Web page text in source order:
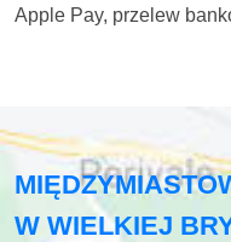
Apple Pay, przelew
W WIELKIEJ